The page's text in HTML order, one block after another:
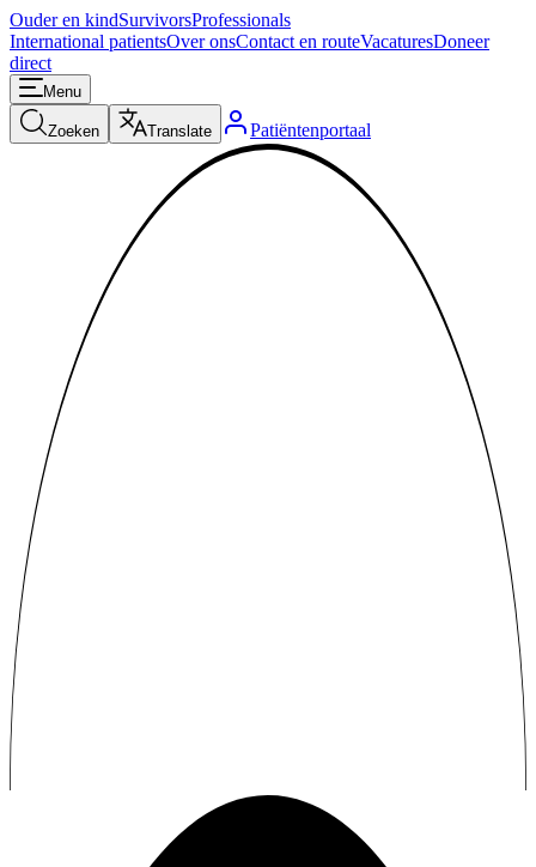
Ouder en kindSurvivorsProfessionals
International patientsOver onsContact en routeVacaturesDoneer
direct
Menu
Zoeken Translate Patiëntenportaal